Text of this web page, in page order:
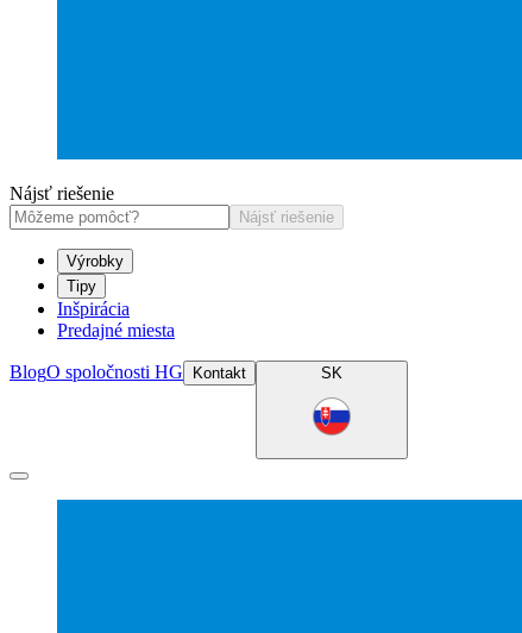
Nájsť riešenie
Nájsť riešenie
Výrobky
Tipy
Inšpirácia
Predajné miesta
BlogO spoločnosti HG Kontakt SK